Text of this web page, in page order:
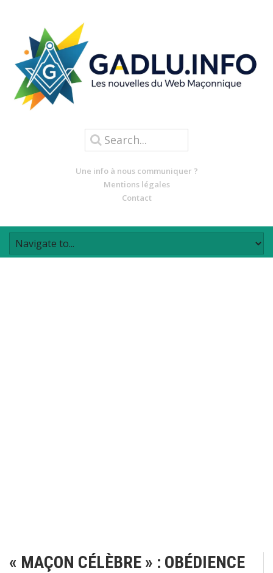
Une info à nous communiquer ?
Mentions légales
Contact
« MAÇON CÉLÈBRE » : OBÉDIENCE